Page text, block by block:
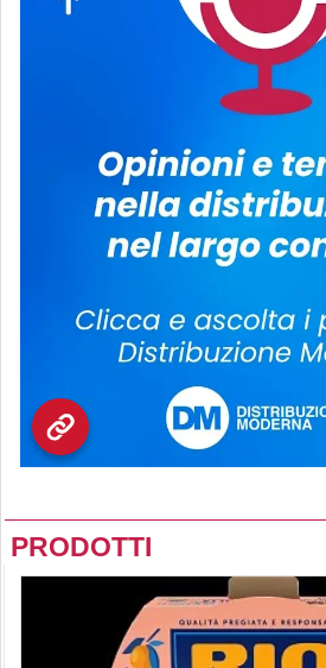
PRODOTTI